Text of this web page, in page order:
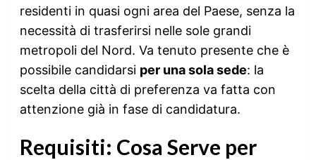
residenti in quasi ogni area del Paese, senza la
necessità di trasferirsi nelle sole grandi
metropoli del Nord. Va tenuto presente che è
possibile candidarsi per una sola sede: la
scelta della città di preferenza va fatta con
attenzione già in fase di candidatura.
Requisiti: Cosa Serve per